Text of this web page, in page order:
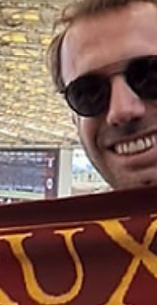
15 settembre saranno aggiornati le liste
degli iscritti, la mailing list e il gruppo
Whatsapp. Ci sono due modi per